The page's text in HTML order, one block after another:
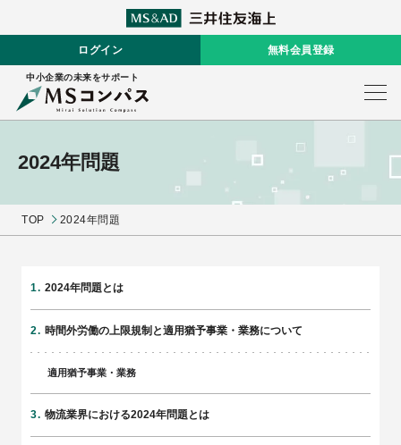
ログイン 無料会員登録
中小企業の未来をサポート
2024年問題
TOP 2024年問題
2024年問題とは
時間外労働の上限規制と適用猶予事業・業務について
適用猶予事業・業務
物流業界における2024年問題とは